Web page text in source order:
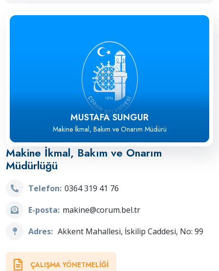
MUSTAFA SUNGUR
Makine İkmal, Bakım ve Onarım Müdürü
Makine İkmal, Bakım ve Onarım
Müdürlüğü
Telefon: 0364 319 41 76
E-posta: makine@corum.bel.tr
Adres: Akkent Mahallesi, İskilip Caddesi, No: 99
ÇALIŞMA YÖNETMELIĞI